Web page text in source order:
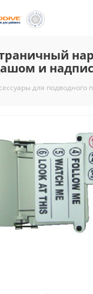
и
для подводного